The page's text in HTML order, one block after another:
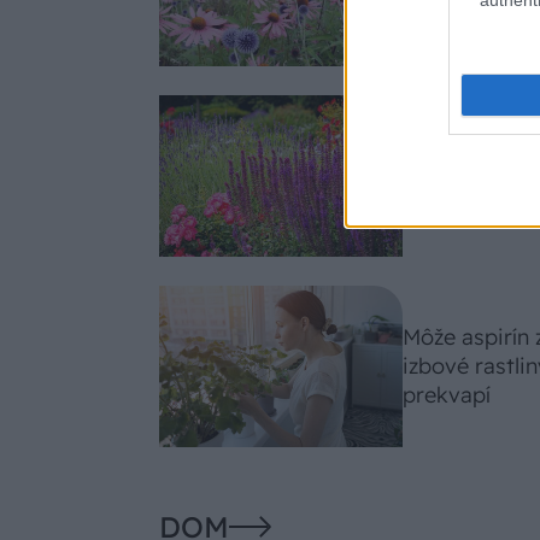
slnko svieti
fialových
Môže
izbové
prekvapí
DOM